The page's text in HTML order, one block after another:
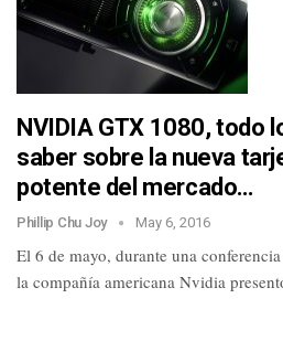
NVIDIA GTX 1080, todo
saber sobre la nueva
potente del mercado…
Phillip Chu Joy May 6, 2016
El 6 de mayo, durante una
la compañía americana Nvidia